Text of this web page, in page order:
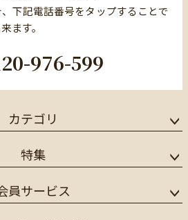
下記電話番号をタップすることで
ます。
976-599
カテゴリ
特集
員サービス